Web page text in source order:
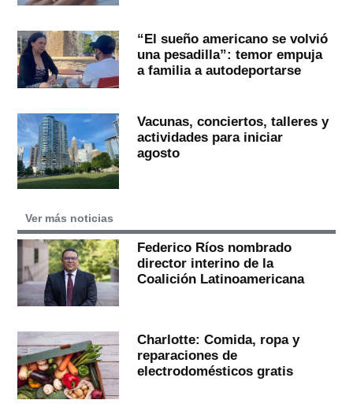
“El sueño americano se volvió
una pesadilla”: temor empuja
a familia a autodeportarse
Vacunas, conciertos, talleres y
actividades para iniciar
agosto
Ver más noticias
Federico Ríos nombrado
director interino de la
Coalición Latinoamericana
Charlotte: Comida, ropa y
reparaciones de
electrodomésticos gratis